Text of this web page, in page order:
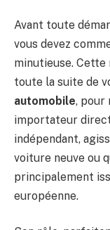
Avant toute
vous devez
minutieuse.
toute la suite de
automobile, pour
importateur
indépendant,
voiture neuve ou
principalement
européenne.